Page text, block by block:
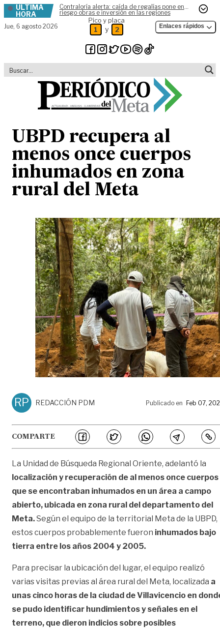
Skip to content
ÚLTIMA
HORA
Contraloría alerta: caída de regalías pone en
riesgo obras e inversión en las regiones
Jue, 6 agosto 2026
Pico y placa
1 y 2 Enlaces rápidos
UBPD recupera al
menos once cuerpos
inhumados en zona
rural del Meta
RP REDACCIÓN PDM Publicado en Feb 07,
COMPARTE
La Unidad de Búsqueda Regional Oriente, adelantó la
localización y recuperación de al menos once cuerpos
que se encontraban inhumados en un área a campo
abierto, ubicada en zona rural del departamento del
Meta.Según el equipo de la territorial Meta de la UBPD,
estos cuerpos probablemente fueron inhumados bajo
tierra entre los años 2004 y 2005.
Para precisar la ubicación del lugar, el equipo realizó
varias visitas previas al área rural del Meta, localizada a
unas cinco horas de la ciudad de Villavicencio en
se pudo identificar hundimientos y señales en el
terreno, que dieron indicios sobre posibles